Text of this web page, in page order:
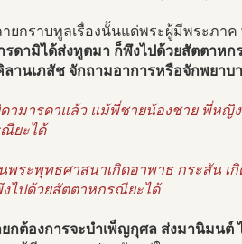
ยกราบทูลเรื่องนั้นแด่พระผู้มีพระภาค
รดามิได้ส่งทูตมา ก็พึงไปด้วยสัตตาห
านเภสัช จักถามอาการหรือจักพยาบ
ามารดาแล้ว แม้พี่ชายน้องชาย พี่ห
ยะได้
พระพุทธศาสนาเกิดอาพาธ กระสัน เ
งไปด้วยสัตตาหกรณียะได้
ยกต้องการจะบำเพ็ญกุศล ส่งมานิมนต์